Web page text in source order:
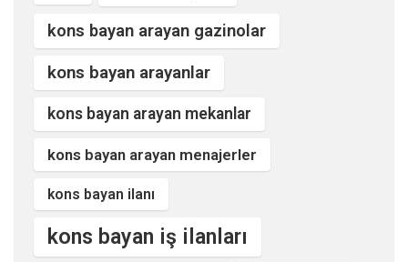
kons bayan arayan gazinolar
kons bayan arayanlar
kons bayan arayan mekanlar
kons bayan arayan menajerler
kons bayan ilanı
kons bayan iş ilanları